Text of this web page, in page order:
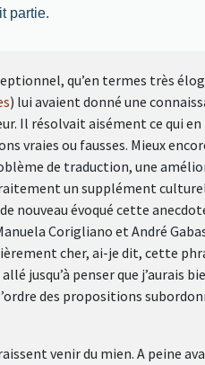
partie.
qu’en termes très
) lui avaient donné une
Il résolvait aisément ce qui
vraies ou fausses. Mieux
de traduction, une
un supplément
nouveau évoqué cette
Corigliano et André
cher, ai-je dit, cette
jusqu’à penser que j’aurais
des propositions
venir du mien. A peine